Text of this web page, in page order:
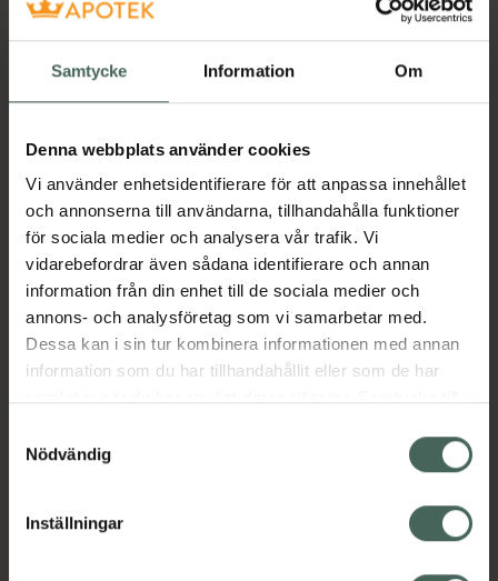
Samtycke Information Om
Denna webbplats använder cookies
Vi använder enhetsidentifierare för att anpassa innehållet
och annonserna till användarna, tillhandahålla funktioner
för sociala medier och analysera vår trafik. Vi
vidarebefordrar även sådana identifierare och annan
information från din enhet till de sociala medier och
annons- och analysföretag som vi samarbetar med.
Dessa kan i sin tur kombinera informationen med annan
information som du har tillhandahållit eller som de har
återkalla ditt samtycke via webbplatsens
cookieinställningar. Ett återkallat samtycke påverkar inte
lagligheten av behandling som skett innan återkallelsen.
Nödvändig
Inställningar
Köp via ditt recept
Beskrivning Dölj
Läs alltid bipacksedeln innan
användning.
EAN:07046260575431
Visa